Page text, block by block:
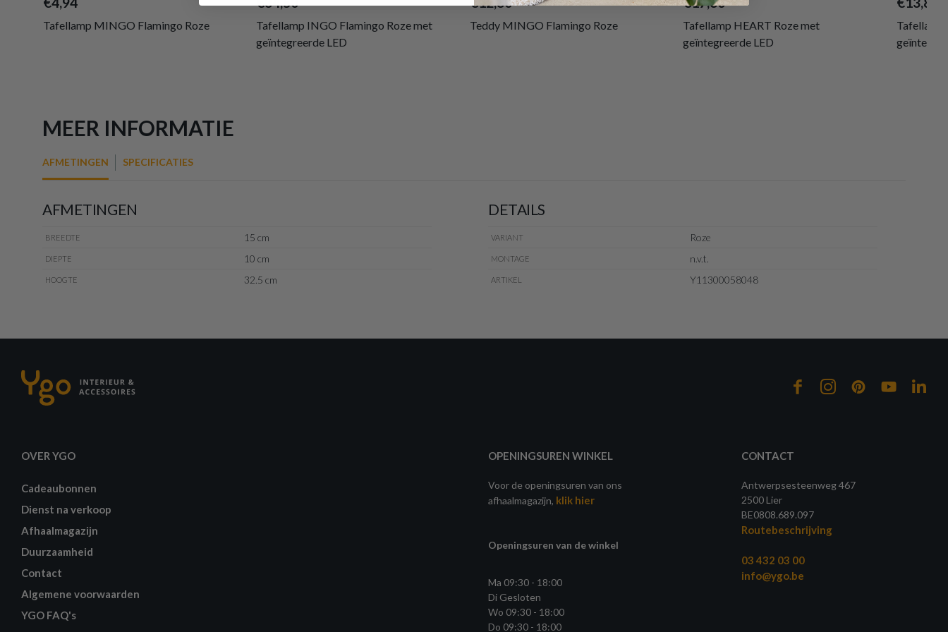
Tafellamp MINGO Flamingo Roze
Tafellamp INGO Flamingo Roze met
geïntegreerde LED
Teddy MINGO Flamingo Roze
Tafellamp HEART Roze met
geïntegreerde LED
MEER INFORMATIE
AFMETINGEN SPECIFICATIES
AFMETINGEN
BREEDTE 15 cm
DIEPTE 10 cm
HOOGTE 32.5 cm
DETAILS
VARIANT Roze
MONTAGE n.v.t.
ARTIKEL Y11300058048
OVER YGO
Cadeaubonnen
Dienst na verkoop
Afhaalmagazijn
Duurzaamheid
Contact
Algemene voorwaarden
YGO FAQ's
OPENINGSUREN WINKEL
Voor de openingsuren van ons
afhaalmagazijn, klik hier
Openingsuren van de winkel
Ma 09:30 - 18:00
Di Gesloten
Wo 09:30 - 18:00
Do 09:30 - 18:00
CONTACT
Antwerpsesteenweg 467
2500 Lier
BE0808.689.097
Routebeschrijving
03 432 03 00
info@ygo.be